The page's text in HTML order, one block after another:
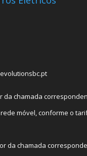
da chamada
móvel, conforme o
da chamada